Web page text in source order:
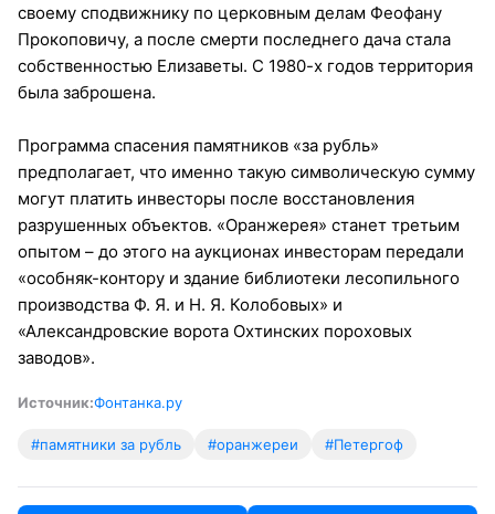
своему сподвижнику по церковным делам Феофану
Прокоповичу, а после смерти последнего дача стала
собственностью Елизаветы. С 1980-х годов территория
была заброшена.
Программа спасения памятников «за рубль»
предполагает, что именно такую символическую сумму
могут платить инвесторы после восстановления
разрушенных объектов. «Оранжерея» станет третьим
опытом – до этого на аукционах инвесторам передали
«особняк-контору и здание библиотеки лесопильного
производства Ф. Я. и Н. Я. Колобовых» и
«Александровские ворота Охтинских пороховых
заводов».
Источник:Фонтанка.ру
#памятники за рубль #оранжереи #Петергоф